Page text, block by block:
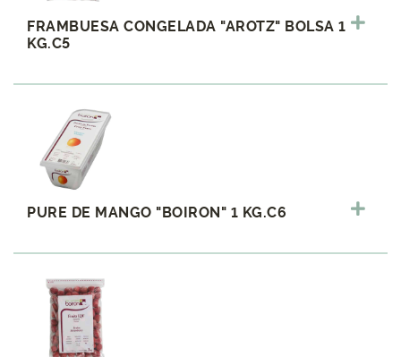
FRAMBUESA CONGELADA "AROTZ" BOLSA 1
KG.C5
PURE DE MANGO "BOIRON" 1 KG.C6